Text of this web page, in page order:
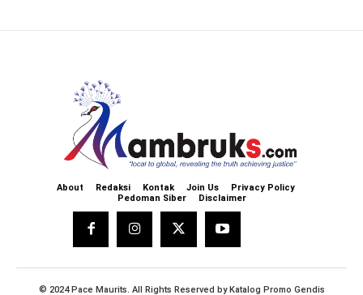
About Redaksi Kontak Join Us
Privacy Policy
Pedoman Siber
Disclaimer
© 2024 Pace Maurits. All Rights Reserved byKatalog Promo Gendis